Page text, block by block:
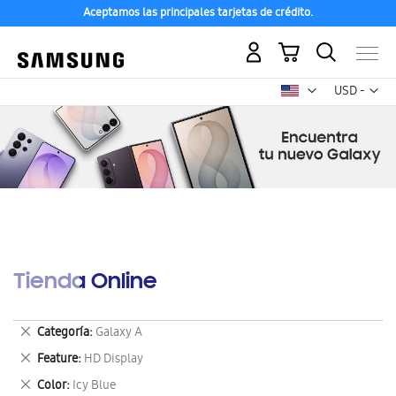
Aceptamos las principales tarjetas de crédito.
USD -
dólar
Mi carrito
Tienda Online
Categoría Galaxy A
Eliminar
este
artículo
Feature HD Display
Eliminar
este
Color Icy Blue
Eliminar